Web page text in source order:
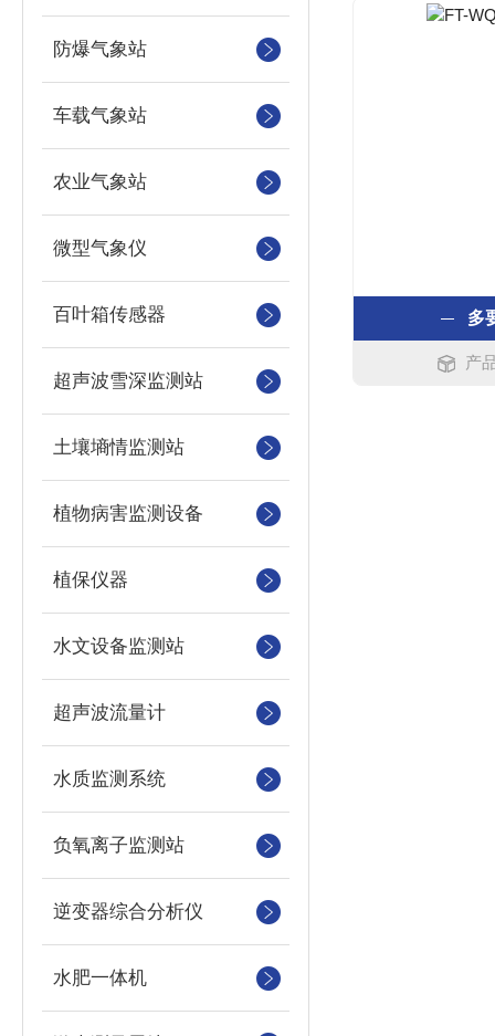
防爆气象站
车载气象站
农业气象站
微型气象仪
百叶箱传感器
超声波雪深监测站
土壤墒情监测站
植物病害监测设备
植保仪器
水文设备监测站
超声波流量计
水质监测系统
负氧离子监测站
逆变器综合分析仪
水肥一体机
多
产